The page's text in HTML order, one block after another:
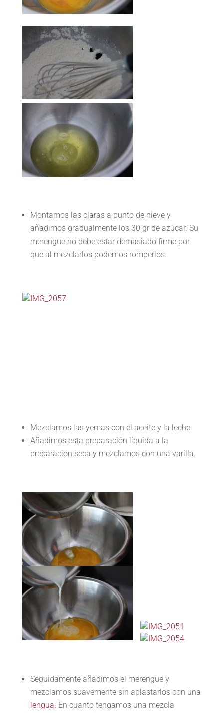
Montamos las claras a punto de nieve y
añadimos gradualmente los 30 gr de azúcar. Su
merengue no debe estar demasiado firme por
que al mezclarlos podemos romperlos.
Mezclamos las yemas con el aceite y la leche.
Añadimos esta preparación líquida a la
preparación seca y mezclamos con una varilla.
Seguidamente añadimos el merengue y
mezclamos suavemente sin aplastarlos con una
lengua. En cuanto tengamos una mezcla